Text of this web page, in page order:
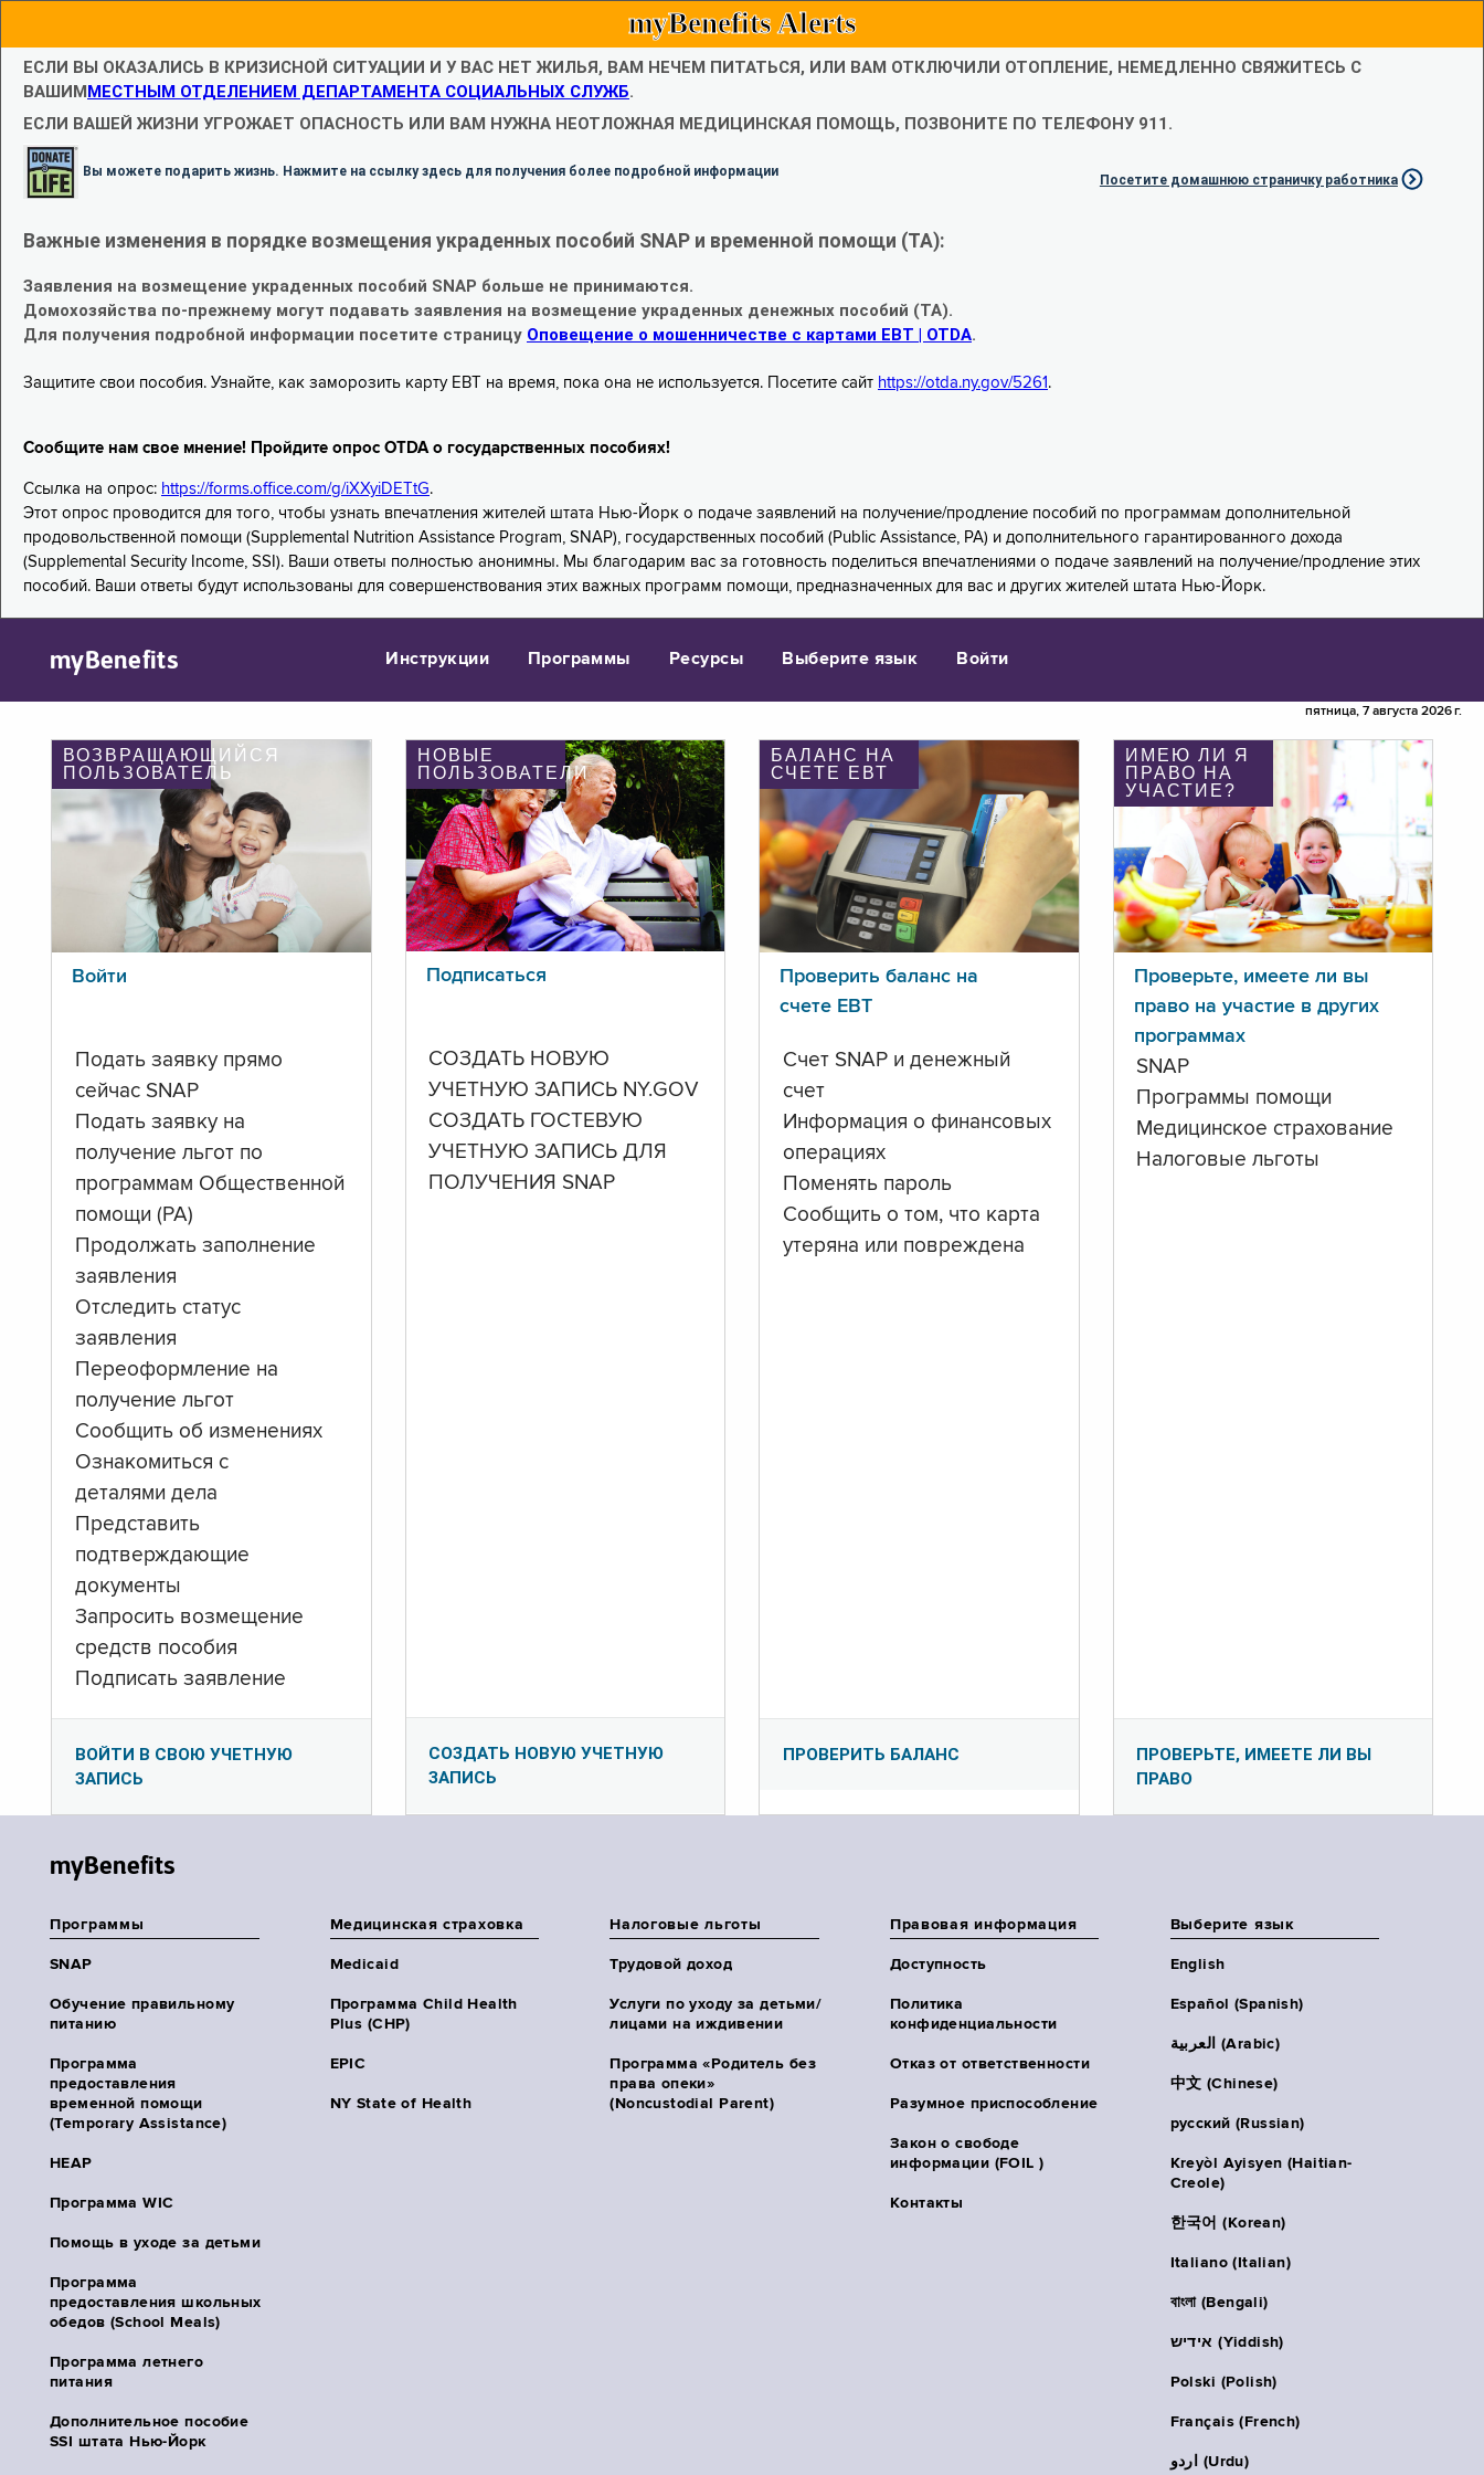
myBenefits Alerts
ЕСЛИ ВЫ ОКАЗАЛИСЬ В КРИЗИСНОЙ СИТУАЦИИ И У ВАС НЕТ ЖИЛЬЯ, ВАМ НЕЧЕМ ПИТАТЬСЯ, ИЛИ ВАМ ОТКЛЮЧИЛИ ОТОПЛЕНИЕ, НЕМЕДЛЕННО СВЯЖИТЕСЬ С
ВАШИММЕСТНЫМ ОТДЕЛЕНИЕМ ДЕПАРТАМЕНТА СОЦИАЛЬНЫХ СЛУЖБ.
ЕСЛИ ВАШЕЙ ЖИЗНИ УГРОЖАЕТ ОПАСНОСТЬ ИЛИ ВАМ НУЖНА НЕОТЛОЖНАЯ МЕДИЦИНСКАЯ ПОМОЩЬ, ПОЗВОНИТЕ ПО ТЕЛЕФОНУ 911.
Вы можете подарить жизнь. Нажмите на ссылку здесь для получения более подробной информации
Посетите домашнюю страничку работника
Важные изменения в порядке возмещения украденных пособий SNAP и временной помощи (TA):
Заявления на возмещение украденных пособий SNAP больше не принимаются.
Домохозяйства по-прежнему могут подавать заявления на возмещение украденных денежных пособий (TA).
Для получения подробной информации посетите страницу Оповещение о мошенничестве с картами EBT | OTDA.
Защитите свои пособия. Узнайте, как заморозить карту EBT на время, пока она не используется. Посетите сайт https://otda.ny.gov/5261 .
Сообщите нам свое мнение! Пройдите опрос OTDA о государственных пособиях!
Ссылка на опрос: https://forms.office.com/g/iXXyiDETtG.
Этот опрос проводится для того, чтобы узнать впечатления жителей штата Нью-Йорк о подаче заявлений на получение/продление пособий по программам дополнительной
продовольственной помощи (Supplemental Nutrition Assistance Program, SNAP), государственных пособий (Public Assistance, PA) и дополнительного гарантированного дохода
(Supplemental Security Income, SSI). Ваши ответы полностью анонимны. Мы благодарим вас за готовность поделиться впечатлениями о подаче заявлений на получение/продление этих
пособий. Ваши ответы будут использованы для совершенствования этих важных программ помощи, предназначенных для вас и других жителей штата Нью-Йорк.
myBenefits Инструкции Программы Ресурсы Выберите язык Войти
пятница, 7 августа 2026 г.
ВОЗВРАЩАЮЩИЙСЯ
ПОЛЬЗОВАТЕЛЬ
Войти
Подать заявку прямо
сейчас SNAP
Подать заявку на
получение льгот по
программам Общественной
помощи (PA)
Продолжать заполнение
заявления
Отследить статус
заявления
Переоформление на
получение льгот
Сообщить об изменениях
Ознакомиться с
деталями дела
Представить
подтверждающие
документы
Запросить возмещение
средств пособия
Подписать заявление
ВОЙТИ В СВОЮ УЧЕТНУЮ
ЗАПИСЬ
НОВЫЕ
ПОЛЬЗОВАТЕЛИ
Подписаться
СОЗДАТЬ НОВУЮ
УЧЕТНУЮ ЗАПИСЬ NY.GOV
СОЗДАТЬ ГОСТЕВУЮ
УЧЕТНУЮ ЗАПИСЬ ДЛЯ
ПОЛУЧЕНИЯ SNAP
СОЗДАТЬ НОВУЮ УЧЕТНУЮ
ЗАПИСЬ
БАЛАНС НА
СЧЕТЕ ЕВТ
Проверить баланс на
счете ЕВТ
Счет SNAP и денежный
счет
Информация о финансовых
операциях
Поменять пароль
Сообщить о том, что карта
утеряна или повреждена
ПРОВЕРИТЬ БАЛАНС
ИМЕЮ ЛИ Я
ПРАВО НА
УЧАСТИЕ?
Проверьте, имеете ли вы
право на участие в других
программах
SNAP
Программы помощи
Медицинское страхование
Налоговые льготы
ПРОВЕРЬТЕ, ИМЕЕТЕ ЛИ ВЫ
ПРАВО
myBenefits
Программы
SNAP
Обучение правильному
питанию
Программа
предоставления
временной помощи
(Temporary Assistance)
HEAP
Программа WIC
Помощь в уходе за детьми
Программа
предоставления школьных
обедов (School Meals)
Программа летнего
питания
Дополнительное пособие
SSI штата Нью-Йорк
Медицинская страховка
Medicaid
Программа Child Health
Plus (CHP)
EPIC
NY State of Health
Налоговые льготы
Трудовой доход
Услуги по уходу за детьми/
лицами на иждивении
Программа «Родитель без
права опеки»
(Noncustodial Parent)
Правовая информация
Доступность
Политика
конфиденциальности
Отказ от ответственности
Разумное приспособление
Закон о свободе
информации (FOIL )
Контакты
Выберите язык
English
Español (Spanish)
العربية (Arabic)
中文 (Chinese)
русский (Russian)
Kreyòl Ayisyen (Haitian-
Creole)
한국어 (Korean)
Italiano (Italian)
বাংলা (Bengali)
אידיש (Yiddish)
Polski (Polish)
Français (French)
اردو (Urdu)